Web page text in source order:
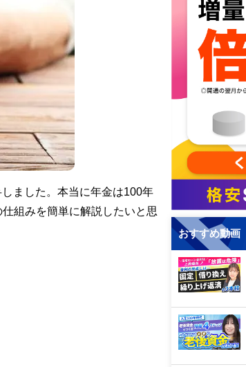
ました。本当に年金は100年
組みを簡単に解説したいと思
おすすめ動画